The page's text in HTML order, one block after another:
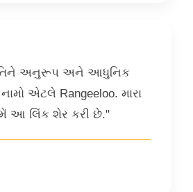
અનુરૂપ અને આધુનિક
એટલે Rangeeloo. મારા
આ લિંક શેર કરી છે."